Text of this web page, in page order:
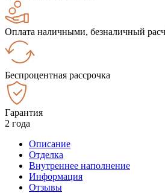
Оплата наличными, безналичный
Беспроцентная рассрочка
Гарантия
2 года
Описание
Отделка
Внутреннее наполнение
Информация
Отзывы